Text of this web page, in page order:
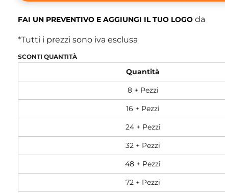
FAI UN PREVENTIVO E AGGIUNGI IL TUO LOGO da
*Tutti i prezzi sono iva esclusa
SCONTI QUANTITÀ
Quantità
8 + Pezzi
16 + Pezzi
24 + Pezzi
32 + Pezzi
48 + Pezzi
72 + Pezzi